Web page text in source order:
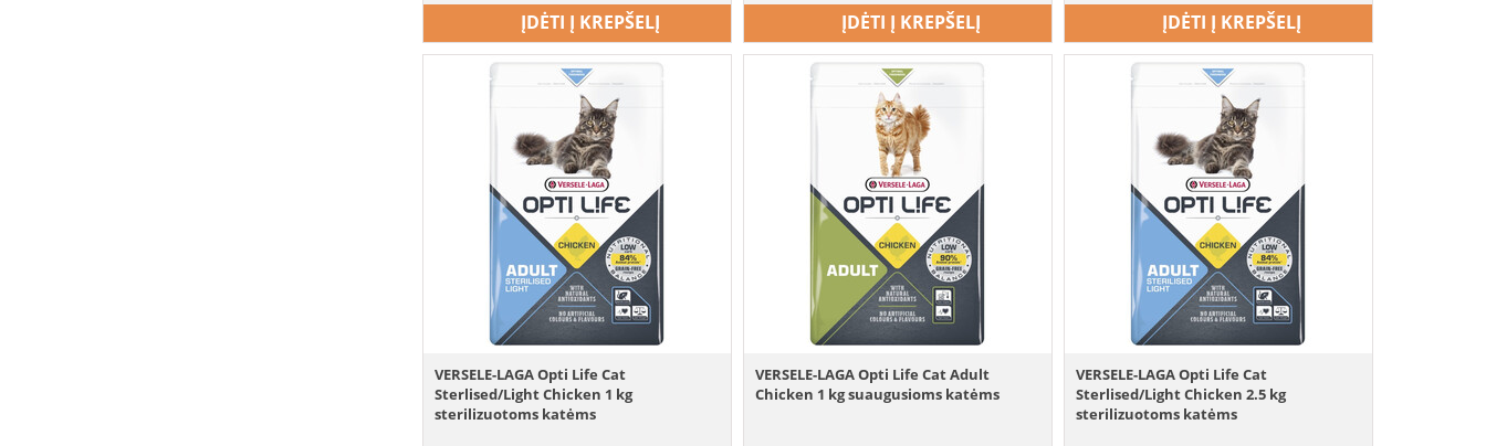
ĮDĖTI Į KREPŠELĮ ĮDĖTI Į KREPŠELĮ ĮDĖTI Į KREPŠELĮ
VERSELE-LAGA Opti Life Cat
Sterlised/Light Chicken 1 kg
sterilizuotoms katėms
VERSELE-LAGA Opti Life Cat Adult
Chicken 1 kg suaugusioms katėms
VERSELE-LAGA Opti Life Cat
Sterlised/Light Chicken 2.5 kg
sterilizuotoms katėms